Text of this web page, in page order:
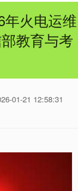
年火电运维
教育与考
01-21 12:58:31